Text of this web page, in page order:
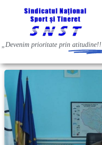
„Devenim prioritate prin